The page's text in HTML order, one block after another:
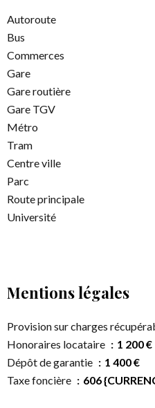
Autoroute
Bus
Commerces
Gare
Gare routière
Gare TGV
Métro
Tram
Centre ville
Parc
Route principale
Université
Mentions légales
Provision sur charges
Honoraires locataire
1 200 €
Dépôt de garantie
1 400 €
Taxe foncière
606